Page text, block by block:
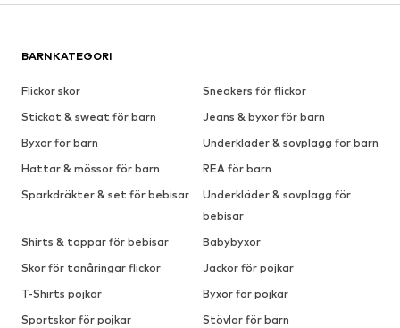
BARNKATEGORI
Flickor skor
Sneakers för flickor
Stickat & sweat för barn
Jeans & byxor för barn
Byxor för barn
Underkläder & sovplagg för barn
Hattar & mössor för barn
REA för barn
Sparkdräkter & set för bebisar
Underkläder & sovplagg för
bebisar
Shirts & toppar för bebisar
Babybyxor
Skor för tonåringar flickor
Jackor för pojkar
T-Shirts pojkar
Byxor för pojkar
Sportskor för pojkar
Stövlar för barn